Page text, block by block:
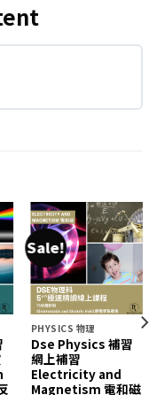
Sale!
PHYSICS 物理
Dse Physics 補習
網上補習
Electricity and
Magnetism 電和磁